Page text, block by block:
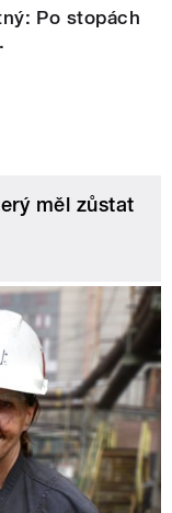
Po stopách
měl zůstat